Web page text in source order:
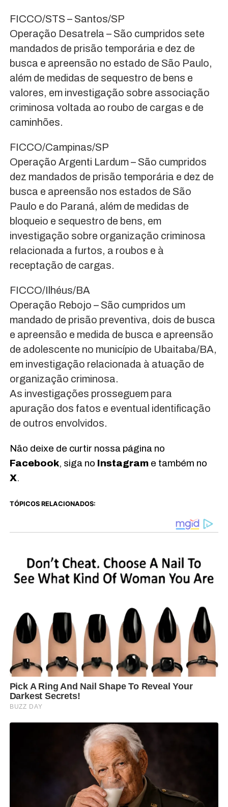
FICCO/STS – Santos/SP
Operação Desatrela – São cumpridos sete
mandados de prisão temporária e dez de
busca e apreensão no estado de São Paulo,
além de medidas de sequestro de bens e
valores, em investigação sobre associação
criminosa voltada ao roubo de cargas e de
caminhões.
FICCO/Campinas/SP
Operação Argenti Lardum – São cumpridos
dez mandados de prisão temporária e dez de
busca e apreensão nos estados de São
Paulo e do Paraná, além de medidas de
bloqueio e sequestro de bens, em
investigação sobre organização criminosa
relacionada a furtos, a roubos e à
receptação de cargas.
FICCO/Ilhéus/BA
Operação Rebojo – São cumpridos um
mandado de prisão preventiva, dois de busca
e apreensão e medida de busca e apreensão
de adolescente no município de Ubaitaba/BA,
em investigação relacionada à atuação de
organização criminosa.
As investigações prosseguem para
apuração dos fatos e eventual identificação
de outros envolvidos.
Não deixe de curtir nossa página no
Facebook, siga no Instagrame também no
X.
TÓPICOS RELACIONADOS: